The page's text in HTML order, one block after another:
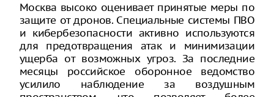
Москва высоко оценивает принятые меры по
защите от дронов. Специальные системы ПВО
и кибербезопасности активно используются
для предотвращения атак и минимизации
ущерба от возможных угроз. За последние
месяцы российское оборонное ведомство
усилило наблюдение за воздушным